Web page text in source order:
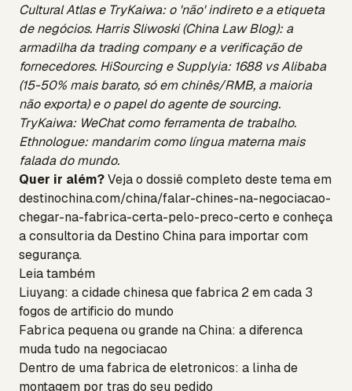
Cultural Atlas e TryKaiwa: o 'não' indireto e a etiqueta
de negócios. Harris Sliwoski (China Law Blog): a
armadilha da trading company e a verificação de
fornecedores. HiSourcing e Supplyia: 1688 vs Alibaba
(15-50% mais barato, só em chinês/RMB, a maioria
não exporta) e o papel do agente de sourcing.
TryKaiwa: WeChat como ferramenta de trabalho.
Ethnologue: mandarim como língua materna mais
falada do mundo.
Quer ir além?Veja o dossiê completo deste tema em
destinochina.com/china/falar-chines-na-negociacao-
chegar-na-fabrica-certa-pelo-preco-certo e conheça
aconsultoria da Destino China para importar com
segurança.
Leia também
Liuyang: a cidade chinesa que fabrica 2 em cada 3
fogos de artificio do mundo
Fabrica pequena ou grande na China: a diferenca
muda tudo na negociacao
Dentro de uma fabrica de eletronicos: a linha de
montagem por tras do seu pedido